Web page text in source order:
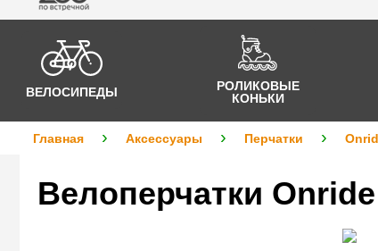
ВЕЛОСИПЕДЫ
РОЛИКОВЫЕ
КОНЬКИ
Главная Аксессуары Перчатки
Велоперчатки